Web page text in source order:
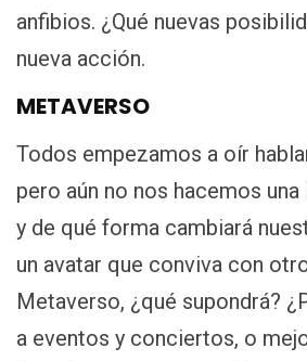
anfibios. ¿Qué nuevas
nueva acción.
METAVERSO
Todos empezamos a oír
pero aún no nos hacemos
y de qué forma cambiará
un avatar que conviva con
Metaverso, ¿qué supondrá?
a eventos y conciertos, o